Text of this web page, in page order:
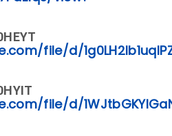
file/d/
file/d/